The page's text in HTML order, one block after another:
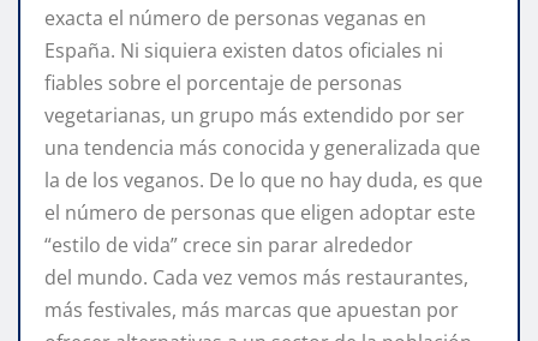
exacta el número de personas veganas en
España. Ni siquiera existen datos oficiales ni
fiables sobre el porcentaje de personas
vegetarianas, un grupo más extendido por ser
una tendencia más conocida y generalizada que
la de los veganos. De lo que no hay duda, es que
el número de personas que eligen adoptar este
“estilo de vida” crece sin parar alrededor
del mundo. Cada vez vemos más restaurantes,
más festivales, más marcas que apuestan por